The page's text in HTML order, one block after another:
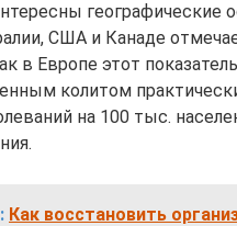
географические
США и Канаде
в Европе этот
колитом
на 100 тыс.
Как восстановить